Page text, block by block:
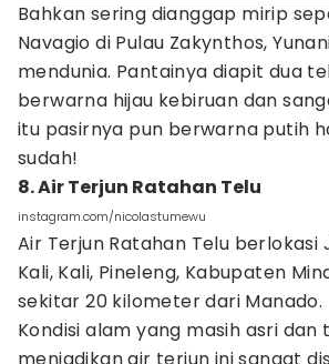
Bahkan sering dianggap mirip
Navagio di Pulau Zakynthos,
mendunia. Pantainya diapit dua
berwarna hijau kebiruan dan
itu pasirnya pun berwarna putih
sudah!
8. Air Terjun Ratahan Telu
instagram.com/nicolastumewu
Air Terjun Ratahan Telu berlokasi
Kali, Kali, Pineleng, Kabupaten
sekitar 20 kilometer dari Manado.
Kondisi alam yang masih asri